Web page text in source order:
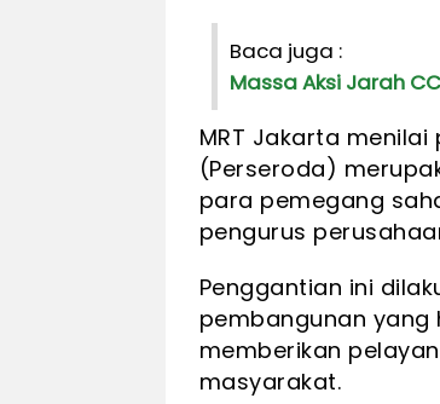
Baca juga :
Massa Aksi Jarah
MRT Jakarta
(Perseroda)
para pemegang
pengurus
Penggantian ini
pembangunan yang
memberikan
masyarakat.